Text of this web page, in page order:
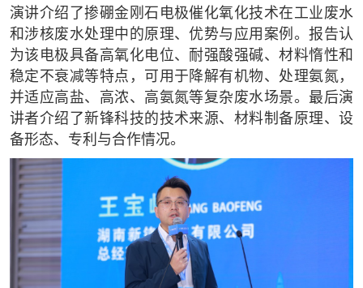
演讲介绍了掺硼金刚石电极催化氧化技术在工业废水
和涉核废水处理中的原理、优势与应用案例。报告认
为该电极具备高氧化电位、耐强酸强碱、材料惰性和
稳定不衰减等特点，可用于降解有机物、处理氨氮，
并适应高盐、高浓、高氨氮等复杂废水场景。最后演
讲者介绍了新锋科技的技术来源、材料制备原理、设
备形态、专利与合作情况。